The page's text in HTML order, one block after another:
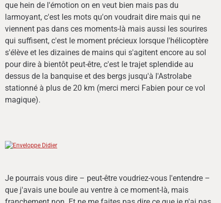
que hein de l'émotion on en veut bien mais pas du
larmoyant, c'est les mots qu'on voudrait dire mais qui ne
viennent pas dans ces moments-là mais aussi les sourires
qui suffisent, c'est le moment précieux lorsque l'hélicoptère
s'élève et les dizaines de mains qui s'agitent encore au sol
pour dire à bientôt peut-être, c'est le trajet splendide au
dessus de la banquise et des bergs jusqu'à l'Astrolabe
stationné à plus de 20 km (merci merci Fabien pour ce vol
magique).
Je pourrais vous dire – peut-être voudriez-vous l'entendre –
que j'avais une boule au ventre à ce moment-là, mais